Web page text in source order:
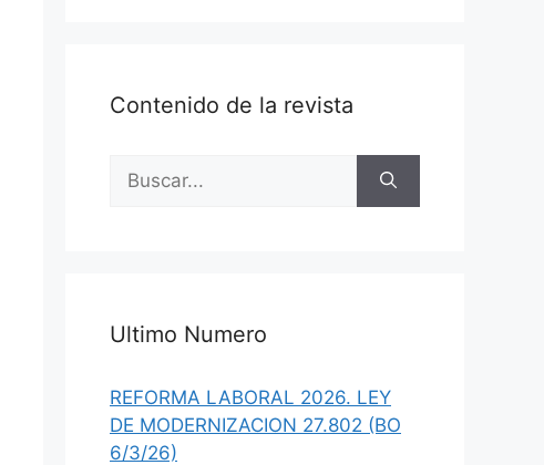
Contenido de la revista
Ultimo Numero
REFORMA LABORAL 2026. LEY
DE MODERNIZACION 27.802 (BO
6/3/26)